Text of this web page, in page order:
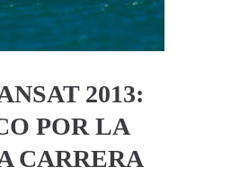
2013:
POR LA
CARRERA